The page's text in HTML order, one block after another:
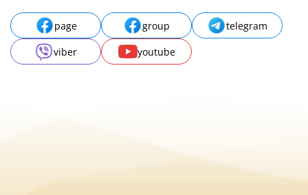
page group
telegram
viber
youtube